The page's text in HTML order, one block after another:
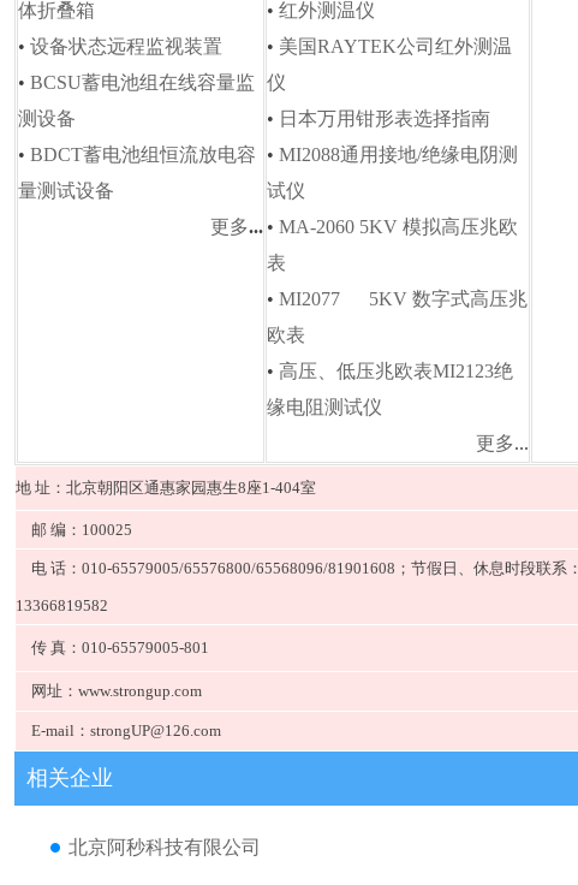
体折叠箱
• 设备状态远程监视装置
• BCSU蓄电池组在线容量监
测设备
• BDCT蓄电池组恒流放电容
量测试设备
更多...
• 红外测温仪
• 美国RAYTEK公司红外测温
仪
• 日本万用钳形表选择指南
• MI2088通用接地/绝缘电阴测
试仪
• MA-2060 5KV 模拟高压兆欧
表
• MI2077 5KV 数字式高压兆
欧表
• 高压、低压兆欧表MI2123绝
缘电阻测试仪
更多...
地 址：北京朝阳区通惠家园惠生8座1-404室
邮 编：100025
电 话：010-65579005/65576800/65568096/81901608；节假日、休息时段联系：
13366819582
传 真：010-65579005-801
网址：www.strongup.com
E-mail：strongUP@126.com
相关企业
北京阿秒科技有限公司